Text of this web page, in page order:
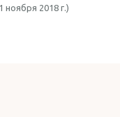
ноября 2018 г.)